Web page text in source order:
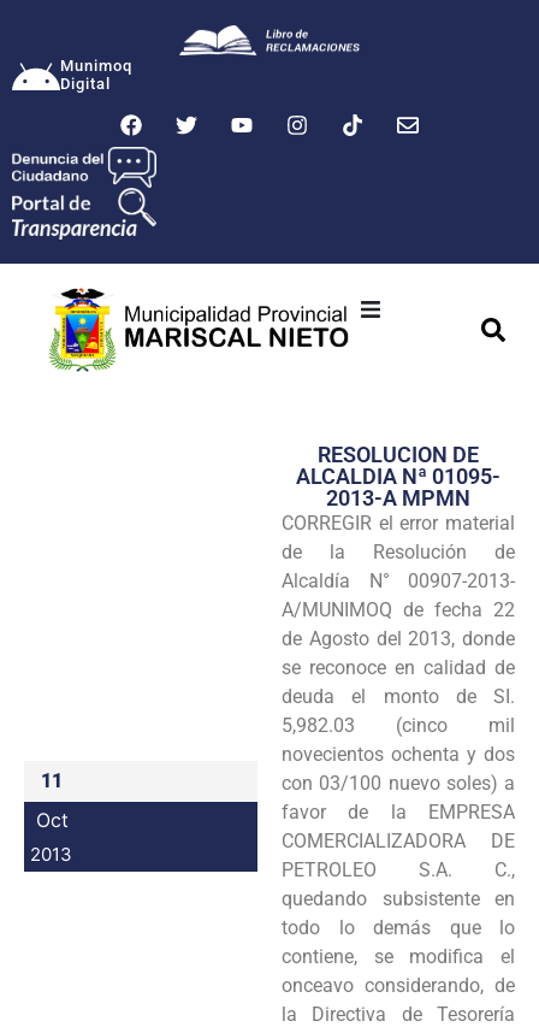
Munimoq
Digital
Transparencia
Seguridad
Programas
Intranet
11
Oct
2013
RESOLUCION DE
ALCALDIA Nª 01095-
2013-A MPMN
CORREGIR el error material
de la Resolución de
Alcaldía N° 00907-2013-
A/MUNIMOQ de fecha 22
de Agosto del 2013, donde
se reconoce en calidad de
deuda el monto de SI.
5,982.03 (cinco mil
novecientos ochenta y dos
con 03/100 nuevo soles) a
favor de la EMPRESA
COMERCIALIZADORA DE
PETROLEO S.A. C.,
quedando subsistente en
todo lo demás que lo
contiene, se modifica el
onceavo considerando, de
la Directiva de Tesorería